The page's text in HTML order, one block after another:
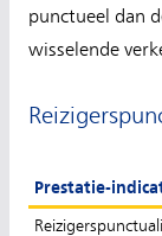
punctueel dan
wisselende
Prestatie-